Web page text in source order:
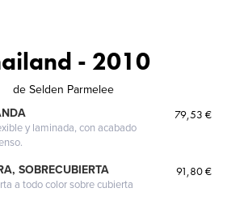
- 2010
de Selden Parmelee
y laminada, con acabado
79,53 €
SOBRECUBIERTA
a todo color sobre cubierta
91,80 €